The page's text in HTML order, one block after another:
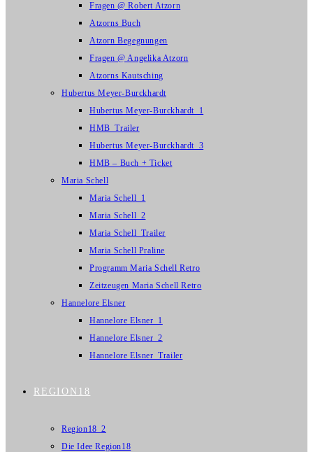
Fragen @ Robert Atzorn
Atzorns Buch
Atzorn Begegnungen
Fragen @ Angelika Atzorn
Atzorns Kautsching
Hubertus Meyer-Burckhardt
Hubertus Meyer-Burckhardt_1
HMB_Trailer
Hubertus Meyer-Burckhardt_3
HMB – Buch + Ticket
Maria Schell
Maria Schell_1
Maria Schell_2
Maria Schell_Trailer
Maria Schell Praline
Programm Maria Schell Retro
Zeitzeugen Maria Schell Retro
Hannelore Elsner
Hannelore Elsner_1
Hannelore Elsner_2
Hannelore Elsner_Trailer
REGION18
Region18_2
Die Idee Region18